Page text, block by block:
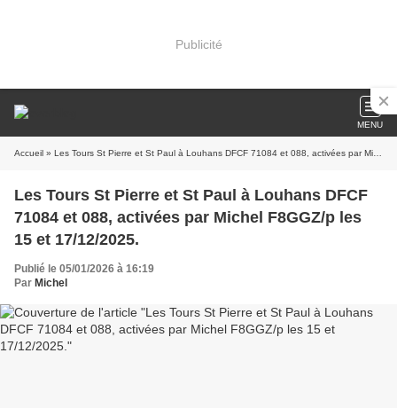
Publicité
MENU
Accueil » Les Tours St Pierre et St Paul à Louhans DFCF 71084 et 088, activées par Michel F8GGZ/p les 15 et 17/12/2025.
Les Tours St Pierre et St Paul à Louhans DFCF
71084 et 088, activées par Michel F8GGZ/p les
15 et 17/12/2025.
Publié le 05/01/2026 à 16:19
Par Michel